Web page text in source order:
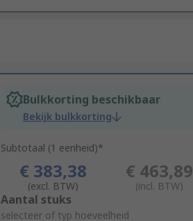
Bulkkorting beschikbaar
Bekijk bulkkorting
Subtotaal (1 eenheid)*
€ 383,38
(excl. BTW)
€ 463,89
(incl. BTW)
Add
to
Aantal stuks
selecteer of typ hoeveelheid